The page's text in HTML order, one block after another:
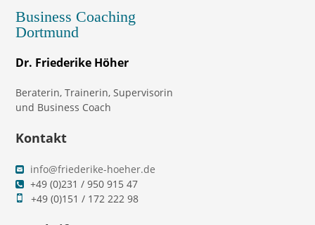
Business Coaching
Dortmund
Dr. Friederike Höher
Beraterin, Trainerin, Supervisorin
und Business Coach
Kontakt
info@friederike-hoeher.de
+49 (0)231 / 950 915 47
+49 (0)151 / 172 222 98